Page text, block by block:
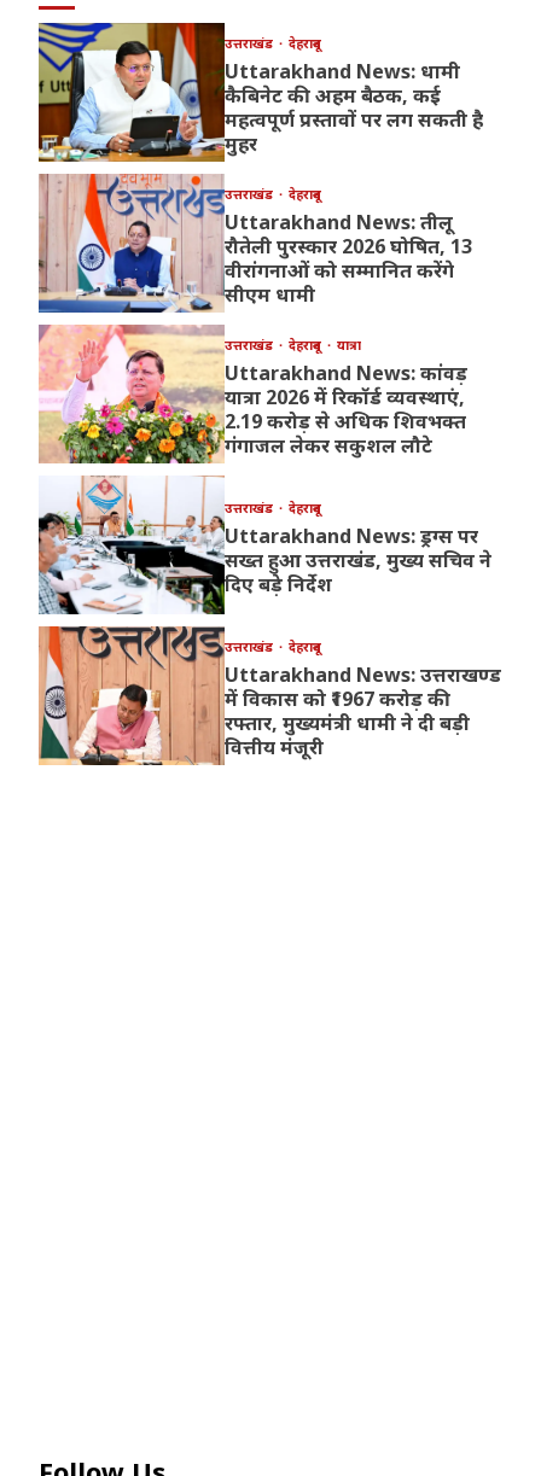
उत्तराखंड देहरादून
Uttarakhand News: धामी
कैबिनेट की अहम बैठक, कई
महत्वपूर्ण प्रस्तावों पर लग सकती है
मुहर
उत्तराखंड देहरादून
Uttarakhand News: तीलू
रौतेली पुरस्कार 2026 घोषित, 13
वीरांगनाओं को सम्मानित करेंगे
सीएम धामी
उत्तराखंड देहरादून यात्रा
Uttarakhand News: कांवड़
यात्रा 2026 में रिकॉर्ड व्यवस्थाएं,
2.19 करोड़ से अधिक शिवभक्त
गंगाजल लेकर सकुशल लौटे
उत्तराखंड देहरादून
Uttarakhand News: ड्रग्स पर
सख्त हुआ उत्तराखंड, मुख्य सचिव ने
दिए बड़े निर्देश
उत्तराखंड देहरादून
Uttarakhand News: उत्तराखण्ड
में विकास को ₹1967 करोड़ की
रफ्तार, मुख्यमंत्री धामी ने दी बड़ी
वित्तीय मंजूरी